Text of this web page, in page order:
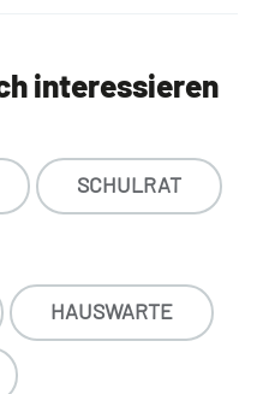
interessieren
SCHULRAT
HAUSWARTE